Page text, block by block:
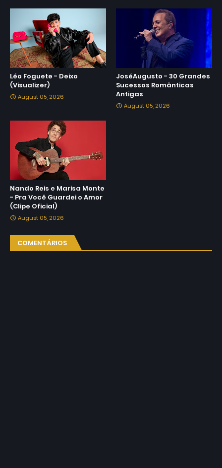
Léo Foguete - Deixo
(Visualizer)
August 05, 2026
JoséAugusto - 30 Grandes
Sucessos Românticas
Antigas
August 05, 2026
Nando Reis e Marisa Monte
- Pra Você Guardei o Amor
(Clipe Oficial)
August 05, 2026
COMENTÁRIOS